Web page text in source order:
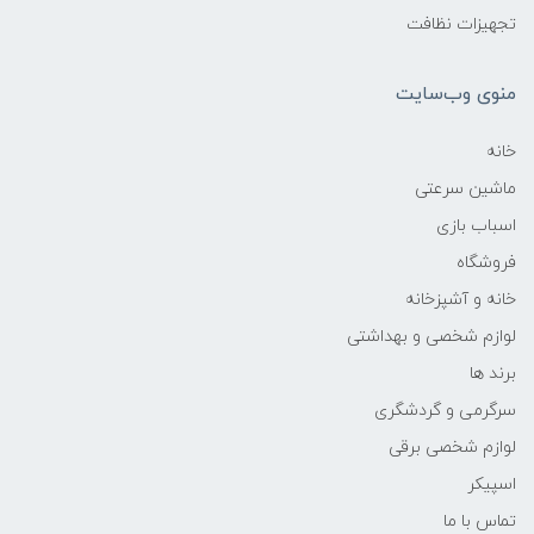
تجهیزات نظافت
منوی وب‌سایت
خانه
ماشین سرعتی
اسباب بازی
فروشگاه
خانه و آشپزخانه
لوازم شخصی و بهداشتی
برند ها
سرگرمی و گردشگری
لوازم شخصی برقی
اسپیکر
تماس با ما